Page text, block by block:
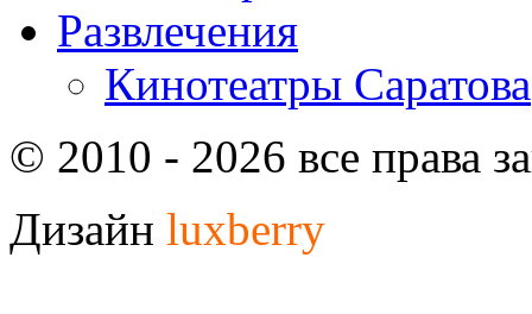
Развлечения
Кинотеатры Саратова
© 2010 - 2026 все права
Дизайн luxberry